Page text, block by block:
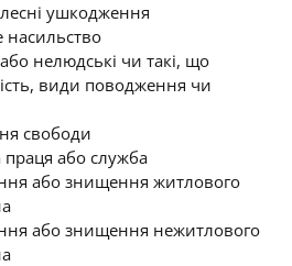
ушкодження
насильство
нелюдські чи такі, що
види поводження чи
свободи
або служба
або знищення житлового
або знищення нежитлового